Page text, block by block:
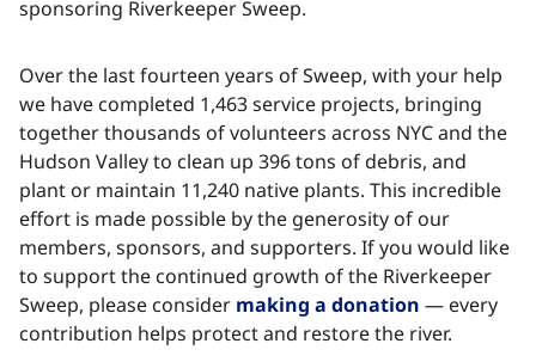
sponsoring Riverkeeper Sweep.​​​​‌ ‍ ​‍​‍‌‍ ‌ ​‍‌‍‍‌‌‍‌ ‌‍‍‌‌‍ ‍​‍​‍​ ‍‍​‍​‍‌ ​ ‌‍​‌‌‍ ‍‌‍‍‌‌ ‌​‌ ‍‌​‍ ‍‌‍‍‌‌‍ ​‍​‍​‍ ​​‍​‍‌‍‍​‌ ​‍‌‍‌‌‌‍‌‍​‍​‍​ ‍‍​‍​‍‌‍‍​‌ ‌​‌ ‌​‌ ​​‌ ​ ​ ‍‍​‍ ​‍ ‌‍​ ‌‍ ‌‌ ​ ​‍ ‍‌‍ ‌‌‍​‌‌‍‍‌‌‍ ‍​‍ ‍​ ​‍​ ​​​ ​‍​ ‌​‌ ​‍‌‍‌‌‌‍‌​‌‍‌‌‌ ​ ‌‍‍‌‌‍‌ ‌‍ ‍​‍ ‍‌ ​‍‌‍‍‌‌ ‌‍‌‍‌‌‌ ​‍‌‍‍ ‌‍‌‌‌‍‌‌‌ ​​‌‍‌‌‌ ​‍​‍ ‍‌‍ ‌ ​‍‌‍‌ ​‍ ‌‍‍‌‌‍ ‍‌ ‌​‌‍‌‌‌‍ ‍‌ ‌​​‍ ‌‍‌‌‌‍‌​‌‍‍‌‌ ‌​​‍ ‌‍ ‌‌‍ ‌‍‌​‌‍‌‌​ ‌‌ ​​‌ ​‍‌‍‌‌‌ ​ ‌‍‌‌‌‍ ‍‌ ‌​‌‍​‌‌ ‌​‌‍‍‌‌‍ ‌‍ ‍​ ‍ ‌‍‍‌‌‍‌​​ ‌‌‍‌‍​ ‌ ​ ​‍​ ‌‍​ ​​​ ‍‌‌‍‌​​ ​‌​‍ ‌​ ‌​​ ‌‌​ ‌​​ ‍‌​‍ ‌​ ‌​​ ‍​​ ‌ ​ ​​​‍ ‌‌‍​‌​ ‌​‌‍‌‍​ ‍‌​‍ ‌​ ​ ​ ‌‌​ ​ ‌‍‌​​ ‌‌‌‍‌‌‌‍​‍​ ​‌​ ‌‌‌‍​ ‌‍‌​​ ‌‍​ ‍ ‌ ‌​‌ ‍‌‌ ​​‌‍‌‌​ ‌‌‍‌‌‌ ‌‍‌‍‌‌‌‍ ‍‌ ‌​​ ‍ ‌ ​​‌‍​‌‌ ‌​‌‍‍​​ ‌‌‍​ ‌‍ ‌‍ ‍‌ ‌​‌‍‌‌‌‍ ‍‌ ‌​​‍‌‌​ ‌‌‌​​‍‌‌ ‌‍‍ ‌‍‌‌‌ ‍‌​‍‌‌​ ​ ‌​‌​​‍‌‌​ ​ ‌​‌​​‍‌‌​ ​‍​ ​‍‌‍​‍​ ​‍‌‍​‍​ ‌ ‌‍​ ‌‍‌​‌‍‌‌​ ‌‌​ ‌​‌‍‌‍‌‍​‌‌‍​‌​‍‌‌​ ​‍​ ​‍​‍‌‌​ ‌‌‌​‌​​‍ ‍‌‍​ ‌‍‍​‌‍‍‌‌‍ ​‌‍‌​‌ ​‍‌‍‌‌‌‍ ‍​‍‌‌​ ‌‌‌​​‍‌‌ ‌‍‍ ‌‍‌‌‌ ‍‌​‍‌‌​ ​ ‌​‌​​‍‌‌​ ​ ‌​‌​​‍‌‌​ ​‍​ ​‍​ ‌ ​ ‍‌‌‍​‌‌‍‌​‌‍‌‍​ ‍​​ ​‍​ ‍​​ ‍​​ ​‍​ ​​​ ​​​‍‌‌​ ​‍​ ​‍​‍‌‌​ ‌‌‌​‌​​‍ ‍‌ ‌​‌‍‌‌‌ ‍​‌ ‌​​ ‌‍​‍‌‍​‌‌ ​ ‌‍‌‌‌‌‌‌‌ ​‍‌‍ ​​ ‌‌‍‍​‌ ‌​‌ ‌​‌ ​​‌ ​ ​‍‌‌​ ​ ‌​​‌​‍‌‌​ ​‍‌​‌‍​‍‌‌​ ​‍‌​‌‍‌‍​ ‌‍ ‌‌ ​ ​‍ ‍‌‍ ‌‌‍​‌‌‍‍‌‌‍ ‍​‍ ‍​ ​‍​ ​​​ ​‍​ ‌​‌ ​‍‌‍‌‌‌‍‌​‌‍‌‌‌ ​ ‌‍‍‌‌‍‌ ‌‍ ‍​‍ ‍‌ ​‍‌‍‍‌‌ ‌‍‌‍‌‌‌ ​‍‌‍‍ ‌‍‌‌‌‍‌‌‌ ​​‌‍‌‌‌ ​‍​‍ ‍‌‍ ‌ ​‍‌‍‌ ​‍‌‍‌‍‍‌‌‍‌​​ ‌‌‍‌‍​ ‌ ​ ​‍​ ‌‍​ ​​​ ‍‌‌‍‌​​ ​‌​‍ ‌​ ‌​​ ‌‌​ ‌​​ ‍‌​‍ ‌​ ‌​​ ‍​​ ‌ ​ ​​​‍ ‌‌‍​‌​ ‌​‌‍‌‍​ ‍‌​‍ ‌​ ​ ​ ‌‌​ ​ ‌‍‌​​ ‌‌‌‍‌‌‌‍​‍​ ​‌​ ‌‌‌‍​ ‌‍‌​​ ‌‍​‍‌‍‌ ‌​‌ ‍‌‌ ​​‌‍‌‌​ ‌‌‍‌‌‌ ‌‍‌‍‌‌‌‍ ‍‌ ‌​​‍‌‍‌ ​​‌‍​‌‌ ‌​‌‍‍​​ ‌‌‍​ ‌‍ ‌‍ ‍‌ ‌​‌‍‌‌‌‍ ‍‌ ‌​​‍‌‌​ ‌‌‌​​‍‌‌ ‌‍‍ ‌‍‌‌‌ ‍‌​‍‌‌​ ​ ‌​‌​​‍‌‌​ ​ ‌​‌​​‍‌‌​ ​‍​ ​‍‌‍​‍​ ​‍‌‍​‍​ ‌ ‌‍​ ‌‍‌​‌‍‌‌​ ‌‌​ ‌​‌‍‌‍‌‍​‌‌‍​‌​‍‌‌​ ​‍​ ​‍​‍‌‌​ ‌‌‌​‌​​‍ ‍‌‍​ ‌‍‍​‌‍‍‌‌‍ ​‌‍‌​‌ ​‍‌‍‌‌‌‍ ‍​‍‌‌​ ‌‌‌​​‍‌‌ ‌‍‍ ‌‍‌‌‌ ‍‌​‍‌‌​ ​ ‌​‌​​‍‌‌​ ​ ‌​‌​​‍‌‌​ ​‍​ ​‍​ ‌ ​ ‍‌‌‍​‌‌‍‌​‌‍‌‍​ ‍​​ ​‍​ ‍​​ ‍​​ ​‍​ ​​​ ​​​‍‌‌​ ​‍​ ​‍​‍‌‌​ ‌‌‌​‌​​‍ ‍‌ ‌​‌‍‌‌‌ ‍​‌ ‌​​‍‌‍‌ ​​‌‍‌‌‌ ​‍‌ ​ ‌ ​​‌‍‌‌‌‍​ ‌ ‌​‌‍‍‌‌ ‌‍‌‍‌‌​ ‌‌ ​​‌ ‌‌‌‍​‍‌‍ ​‌‍‍‌‌ ​ ‌‍‍​‌‍‌‌‌‍‌​​‍​‍‌ ‌
Over the last fourteen years of Sweep, with your help
we have completed 1,463 service projects, bringing
together thousands of volunteers across NYC and the
Hudson Valley to clean up 396 tons of debris, and
plant or maintain 11,240 native plants. This incredible
effort is made possible by the generosity of our
members, sponsors, and supporters. If you would like
to support the continued growth of the Riverkeeper
Sweep, please consider ​​​​‌ ‍ ​‍​‍‌‍ ‌ ​‍‌‍‍‌‌‍‌ ‌‍‍‌‌‍ ‍​‍​‍​ ‍‍​‍​‍‌ ​ ‌‍​‌‌‍ ‍‌‍‍‌‌ ‌​‌ ‍‌​‍ ‍‌‍‍‌‌‍ ​‍​‍​‍ ​​‍​‍‌‍‍​‌ ​‍‌‍‌‌‌‍‌‍​‍​‍​ ‍‍​‍​‍‌‍‍​‌ ‌​‌ ‌​‌ ​​‌ ​ ​ ‍‍​‍ ​‍ ‌‍​ ‌‍ ‌‌ ​ ​‍ ‍‌‍ ‌‌‍​‌‌‍‍‌‌‍ ‍​‍ ‍​ ​‍​ ​​​ ​‍​ ‌​‌ ​‍‌‍‌‌‌‍‌​‌‍‌‌‌ ​ ‌‍‍‌‌‍‌ ‌‍ ‍​‍ ‍‌ ​‍‌‍‍‌‌ ‌‍‌‍‌‌‌ ​‍‌‍‍ ‌‍‌‌‌‍‌‌‌ ​​‌‍‌‌‌ ​‍​‍ ‍‌‍ ‌ ​‍‌‍‌ ​‍ ‌‍‍‌‌‍ ‍‌ ‌​‌‍‌‌‌‍ ‍‌ ‌​​‍ ‌‍‌‌‌‍‌​‌‍‍‌‌ ‌​​‍ ‌‍ ‌‌‍ ‌‍‌​‌‍‌‌​ ‌‌ ​​‌ ​‍‌‍‌‌‌ ​ ‌‍‌‌‌‍ ‍‌ ‌​‌‍​‌‌ ‌​‌‍‍‌‌‍ ‌‍ ‍​ ‍ ‌‍‍‌‌‍‌​​ ‌‌‍‌‍​ ‌ ​ ​‍​ ‌‍​ ​​​ ‍‌‌‍‌​​ ​‌​‍ ‌​ ‌​​ ‌‌​ ‌​​ ‍‌​‍ ‌​ ‌​​ ‍​​ ‌ ​ ​​​‍ ‌‌‍​‌​ ‌​‌‍‌‍​ ‍‌​‍ ‌​ ​ ​ ‌‌​ ​ ‌‍‌​​ ‌‌‌‍‌‌‌‍​‍​ ​‌​ ‌‌‌‍​ ‌‍‌​​ ‌‍​ ‍ ‌ ‌​‌ ‍‌‌ ​​‌‍‌‌​ ‌‌‍‌‌‌ ‌‍‌‍‌‌‌‍ ‍‌ ‌​​ ‍ ‌ ​​‌‍​‌‌ ‌​‌‍‍​​ ‌‌‍​ ‌‍ ‌‍ ‍‌ ‌​‌‍‌‌‌‍ ‍‌ ‌​​‍‌‌​ ‌‌‌​​‍‌‌ ‌‍‍ ‌‍‌‌‌ ‍‌​‍‌‌​ ​ ‌​‌​​‍‌‌​ ​ ‌​‌​​‍‌‌​ ​‍​ ​‍​ ​​‌‍​ ‌‍‌‍‌‍‌​​ ​‌​ ​ ‌‍‌‌​ ​‍​ ​ ‌‍‌‌​ ​‌‌‍‌​​‍‌‌​ ​‍​ ​‍​‍‌‌​ ‌‌‌​‌​​‍ ‍‌‍​ ‌‍‍​‌‍‍‌‌‍ ​‌‍‌​‌ ​‍‌‍‌‌‌‍ ‍​‍‌‌​ ‌‌‌​​‍‌‌ ‌‍‍ ‌‍‌‌‌ ‍‌​‍‌‌​ ​ ‌​‌​​‍‌‌​ ​ ‌​‌​​‍‌‌​ ​‍​ ​‍‌‍​ ​ ‌‍​ ‍‌​ ‍‌​ ‌ ‌‍​ ‌‍​‍​ ​​​ ‌‌‌‍​‌‌‍​ ​ ‍‌​‍‌‌​ ​‍​ ​‍​‍‌‌​ ‌‌‌​‌​​‍ ‍‌ ‌​‌‍‌‌‌ ‍​‌ ‌​​ ‌‍​‍‌‍​‌‌ ​ ‌‍‌‌‌‌‌‌‌ ​‍‌‍ ​​ ‌‌‍‍​‌ ‌​‌ ‌​‌ ​​‌ ​ ​‍‌‌​ ​ ‌​​‌​‍‌‌​ ​‍‌​‌‍​‍‌‌​ ​‍‌​‌‍‌‍​ ‌‍ ‌‌ ​ ​‍ ‍‌‍ ‌‌‍​‌‌‍‍‌‌‍ ‍​‍ ‍​ ​‍​ ​​​ ​‍​ ‌​‌ ​‍‌‍‌‌‌‍‌​‌‍‌‌‌ ​ ‌‍‍‌‌‍‌ ‌‍ ‍​‍ ‍‌ ​‍‌‍‍‌‌ ‌‍‌‍‌‌‌ ​‍‌‍‍ ‌‍‌‌‌‍‌‌‌ ​​‌‍‌‌‌ ​‍​‍ ‍‌‍ ‌ ​‍‌‍‌ ​‍‌‍‌‍‍‌‌‍‌​​ ‌‌‍‌‍​ ‌ ​ ​‍​ ‌‍​ ​​​ ‍‌‌‍‌​​ ​‌​‍ ‌​ ‌​​ ‌‌​ ‌​​ ‍‌​‍ ‌​ ‌​​ ‍​​ ‌ ​ ​​​‍ ‌‌‍​‌​ ‌​‌‍‌‍​ ‍‌​‍ ‌​ ​ ​ ‌‌​ ​ ‌‍‌​​ ‌‌‌‍‌‌‌‍​‍​ ​‌​ ‌‌‌‍​ ‌‍‌​​ ‌‍​‍‌‍‌ ‌​‌ ‍‌‌ ​​‌‍‌‌​ ‌‌‍‌‌‌ ‌‍‌‍‌‌‌‍ ‍‌ ‌​​‍‌‍‌ ​​‌‍​‌‌ ‌​‌‍‍​​ ‌‌‍​ ‌‍ ‌‍ ‍‌ ‌​‌‍‌‌‌‍ ‍‌ ‌​​‍‌‌​ ‌‌‌​​‍‌‌ ‌‍‍ ‌‍‌‌‌ ‍‌​‍‌‌​ ​ ‌​‌​​‍‌‌​ ​ ‌​‌​​‍‌‌​ ​‍​ ​‍​ ​​‌‍​ ‌‍‌‍‌‍‌​​ ​‌​ ​ ‌‍‌‌​ ​‍​ ​ ‌‍‌‌​ ​‌‌‍‌​​‍‌‌​ ​‍​ ​‍​‍‌‌​ ‌‌‌​‌​​‍ ‍‌‍​ ‌‍‍​‌‍‍‌‌‍ ​‌‍‌​‌ ​‍‌‍‌‌‌‍ ‍​‍‌‌​ ‌‌‌​​‍‌‌ ‌‍‍ ‌‍‌‌‌ ‍‌​‍‌‌​ ​ ‌​‌​​‍‌‌​ ​ ‌​‌​​‍‌‌​ ​‍​ ​‍‌‍​ ​ ‌‍​ ‍‌​ ‍‌​ ‌ ‌‍​ ‌‍​‍​ ​​​ ‌‌‌‍​‌‌‍​ ​ ‍‌​‍‌‌​ ​‍​ ​‍​‍‌‌​ ‌‌‌​‌​​‍ ‍‌ ‌​‌‍‌‌‌ ‍​‌ ‌​​‍‌‍‌ ​​‌‍‌‌‌ ​‍‌ ​ ‌ ​​‌‍‌‌‌‍​ ‌ ‌​‌‍‍‌‌ ‌‍‌‍‌‌​ ‌‌ ​​‌ ‌‌‌‍​‍‌‍ ​‌‍‍‌‌ ​ ‌‍‍​‌‍‌‌‌‍‌​​‍​‍‌ ‌ making a donation​​​​‌ ‍ ​‍​‍‌‍ ‌ ​‍‌‍‍‌‌‍‌ ‌‍‍‌‌‍ ‍​‍​‍​ ‍‍​‍​‍‌ ​ ‌‍​‌‌‍ ‍‌‍‍‌‌ ‌​‌ ‍‌​‍ ‍‌‍‍‌‌‍ ​‍​‍​‍ ​​‍​‍‌‍‍​‌ ​‍‌‍‌‌‌‍‌‍​‍​‍​ ‍‍​‍​‍‌‍‍​‌ ‌​‌ ‌​‌ ​​‌ ​ ​ ‍‍​‍ ​‍ ‌‍​ ‌‍ ‌‌ ​ ​‍ ‍‌‍ ‌‌‍​‌‌‍‍‌‌‍ ‍​‍ ‍​ ​‍​ ​​​ ​‍​ ‌​‌ ​‍‌‍‌‌‌‍‌​‌‍‌‌‌ ​ ‌‍‍‌‌‍‌ ‌‍ ‍​‍ ‍‌ ​‍‌‍‍‌‌ ‌‍‌‍‌‌‌ ​‍‌‍‍ ‌‍‌‌‌‍‌‌‌ ​​‌‍‌‌‌ ​‍​‍ ‍‌‍ ‌ ​‍‌‍‌ ​‍ ‌‍‍‌‌‍ ‍‌ ‌​‌‍‌‌‌‍ ‍‌ ‌​​‍ ‌‍‌‌‌‍‌​‌‍‍‌‌ ‌​​‍ ‌‍ ‌‌‍ ‌‍‌​‌‍‌‌​ ‌‌ ​​‌ ​‍‌‍‌‌‌ ​ ‌‍‌‌‌‍ ‍‌ ‌​‌‍​‌‌ ‌​‌‍‍‌‌‍ ‌‍ ‍​ ‍ ‌‍‍‌‌‍‌​​ ‌‌‍‌‍​ ‌ ​ ​‍​ ‌‍​ ​​​ ‍‌‌‍‌​​ ​‌​‍ ‌​ ‌​​ ‌‌​ ‌​​ ‍‌​‍ ‌​ ‌​​ ‍​​ ‌ ​ ​​​‍ ‌‌‍​‌​ ‌​‌‍‌‍​ ‍‌​‍ ‌​ ​ ​ ‌‌​ ​ ‌‍‌​​ ‌‌‌‍‌‌‌‍​‍​ ​‌​ ‌‌‌‍​ ‌‍‌​​ ‌‍​ ‍ ‌ ‌​‌ ‍‌‌ ​​‌‍‌‌​ ‌‌‍‌‌‌ ‌‍‌‍‌‌‌‍ ‍‌ ‌​​ ‍ ‌ ​​‌‍​‌‌ ‌​‌‍‍​​ ‌‌‍​ ‌‍ ‌‍ ‍‌ ‌​‌‍‌‌‌‍ ‍‌ ‌​​‍‌‌​ ‌‌‌​​‍‌‌ ‌‍‍ ‌‍‌‌‌ ‍‌​‍‌‌​ ​ ‌​‌​​‍‌‌​ ​ ‌​‌​​‍‌‌​ ​‍​ ​‍​ ​​‌‍​ ‌‍‌‍‌‍‌​​ ​‌​ ​ ‌‍‌‌​ ​‍​ ​ ‌‍‌‌​ ​‌‌‍‌​​‍‌‌​ ​‍​ ​‍​‍‌‌​ ‌‌‌​‌​​‍ ‍‌‍​ ‌‍‍​‌‍‍‌‌‍ ​‌‍‌​‌ ​‍‌‍‌‌‌‍ ‍​‍‌‌​ ‌‌‌​​‍‌‌ ‌‍‍ ‌‍‌‌‌ ‍‌​‍‌‌​ ​ ‌​‌​​‍‌‌​ ​ ‌​‌​​‍‌‌​ ​‍​ ​‍‌‍​‍‌‍​‍​ ‍​​ ‌‍​ ​‍‌‍‌‍​ ‌​‌‍‌‍​ ‌‍​ ​‌​ ‍‌​ ‌‍​‍‌‌​ ​‍​ ​‍​‍‌‌​ ‌‌‌​‌​​‍ ‍‌ ‌​‌‍‌‌‌ ‍​‌ ‌​​ ‌‍​‍‌‍​‌‌ ​ ‌‍‌‌‌‌‌‌‌ ​‍‌‍ ​​ ‌‌‍‍​‌ ‌​‌ ‌​‌ ​​‌ ​ ​‍‌‌​ ​ ‌​​‌​‍‌‌​ ​‍‌​‌‍​‍‌‌​ ​‍‌​‌‍‌‍​ ‌‍ ‌‌ ​ ​‍ ‍‌‍ ‌‌‍​‌‌‍‍‌‌‍ ‍​‍ ‍​ ​‍​ ​​​ ​‍​ ‌​‌ ​‍‌‍‌‌‌‍‌​‌‍‌‌‌ ​ ‌‍‍‌‌‍‌ ‌‍ ‍​‍ ‍‌ ​‍‌‍‍‌‌ ‌‍‌‍‌‌‌ ​‍‌‍‍ ‌‍‌‌‌‍‌‌‌ ​​‌‍‌‌‌ ​‍​‍ ‍‌‍ ‌ ​‍‌‍‌ ​‍‌‍‌‍‍‌‌‍‌​​ ‌‌‍‌‍​ ‌ ​ ​‍​ ‌‍​ ​​​ ‍‌‌‍‌​​ ​‌​‍ ‌​ ‌​​ ‌‌​ ‌​​ ‍‌​‍ ‌​ ‌​​ ‍​​ ‌ ​ ​​​‍ ‌‌‍​‌​ ‌​‌‍‌‍​ ‍‌​‍ ‌​ ​ ​ ‌‌​ ​ ‌‍‌​​ ‌‌‌‍‌‌‌‍​‍​ ​‌​ ‌‌‌‍​ ‌‍‌​​ ‌‍​‍‌‍‌ ‌​‌ ‍‌‌ ​​‌‍‌‌​ ‌‌‍‌‌‌ ‌‍‌‍‌‌‌‍ ‍‌ ‌​​‍‌‍‌ ​​‌‍​‌‌ ‌​‌‍‍​​ ‌‌‍​ ‌‍ ‌‍ ‍‌ ‌​‌‍‌‌‌‍ ‍‌ ‌​​‍‌‌​ ‌‌‌​​‍‌‌ ‌‍‍ ‌‍‌‌‌ ‍‌​‍‌‌​ ​ ‌​‌​​‍‌‌​ ​ ‌​‌​​‍‌‌​ ​‍​ ​‍​ ​​‌‍​ ‌‍‌‍‌‍‌​​ ​‌​ ​ ‌‍‌‌​ ​‍​ ​ ‌‍‌‌​ ​‌‌‍‌​​‍‌‌​ ​‍​ ​‍​‍‌‌​ ‌‌‌​‌​​‍ ‍‌‍​ ‌‍‍​‌‍‍‌‌‍ ​‌‍‌​‌ ​‍‌‍‌‌‌‍ ‍​‍‌‌​ ‌‌‌​​‍‌‌ ‌‍‍ ‌‍‌‌‌ ‍‌​‍‌‌​ ​ ‌​‌​​‍‌‌​ ​ ‌​‌​​‍‌‌​ ​‍​ ​‍‌‍​‍‌‍​‍​ ‍​​ ‌‍​ ​‍‌‍‌‍​ ‌​‌‍‌‍​ ‌‍​ ​‌​ ‍‌​ ‌‍​‍‌‌​ ​‍​ ​‍​‍‌‌​ ‌‌‌​‌​​‍ ‍‌ ‌​‌‍‌‌‌ ‍​‌ ‌​​‍‌‍‌ ​​‌‍‌‌‌ ​‍‌ ​ ‌ ​​‌‍‌‌‌‍​ ‌ ‌​‌‍‍‌‌ ‌‍‌‍‌‌​ ‌‌ ​​‌ ‌‌‌‍​‍‌‍ ​‌‍‍‌‌ ​ ‌‍‍​‌‍‌‌‌‍‌​​‍​‍‌ ‌ — every
contribution helps protect and restore the river.​​​​‌ ‍ ​‍​‍‌‍ ‌ ​‍‌‍‍‌‌‍‌ ‌‍‍‌‌‍ ‍​‍​‍​ ‍‍​‍​‍‌ ​ ‌‍​‌‌‍ ‍‌‍‍‌‌ ‌​‌ ‍‌​‍ ‍‌‍‍‌‌‍ ​‍​‍​‍ ​​‍​‍‌‍‍​‌ ​‍‌‍‌‌‌‍‌‍​‍​‍​ ‍‍​‍​‍‌‍‍​‌ ‌​‌ ‌​‌ ​​‌ ​ ​ ‍‍​‍ ​‍ ‌‍​ ‌‍ ‌‌ ​ ​‍ ‍‌‍ ‌‌‍​‌‌‍‍‌‌‍ ‍​‍ ‍​ ​‍​ ​​​ ​‍​ ‌​‌ ​‍‌‍‌‌‌‍‌​‌‍‌‌‌ ​ ‌‍‍‌‌‍‌ ‌‍ ‍​‍ ‍‌ ​‍‌‍‍‌‌ ‌‍‌‍‌‌‌ ​‍‌‍‍ ‌‍‌‌‌‍‌‌‌ ​​‌‍‌‌‌ ​‍​‍ ‍‌‍ ‌ ​‍‌‍‌ ​‍ ‌‍‍‌‌‍ ‍‌ ‌​‌‍‌‌‌‍ ‍‌ ‌​​‍ ‌‍‌‌‌‍‌​‌‍‍‌‌ ‌​​‍ ‌‍ ‌‌‍ ‌‍‌​‌‍‌‌​ ‌‌ ​​‌ ​‍‌‍‌‌‌ ​ ‌‍‌‌‌‍ ‍‌ ‌​‌‍​‌‌ ‌​‌‍‍‌‌‍ ‌‍ ‍​ ‍ ‌‍‍‌‌‍‌​​ ‌‌‍‌‍​ ‌ ​ ​‍​ ‌‍​ ​​​ ‍‌‌‍‌​​ ​‌​‍ ‌​ ‌​​ ‌‌​ ‌​​ ‍‌​‍ ‌​ ‌​​ ‍​​ ‌ ​ ​​​‍ ‌‌‍​‌​ ‌​‌‍‌‍​ ‍‌​‍ ‌​ ​ ​ ‌‌​ ​ ‌‍‌​​ ‌‌‌‍‌‌‌‍​‍​ ​‌​ ‌‌‌‍​ ‌‍‌​​ ‌‍​ ‍ ‌ ‌​‌ ‍‌‌ ​​‌‍‌‌​ ‌‌‍‌‌‌ ‌‍‌‍‌‌‌‍ ‍‌ ‌​​ ‍ ‌ ​​‌‍​‌‌ ‌​‌‍‍​​ ‌‌‍​ ‌‍ ‌‍ ‍‌ ‌​‌‍‌‌‌‍ ‍‌ ‌​​‍‌‌​ ‌‌‌​​‍‌‌ ‌‍‍ ‌‍‌‌‌ ‍‌​‍‌‌​ ​ ‌​‌​​‍‌‌​ ​ ‌​‌​​‍‌‌​ ​‍​ ​‍​ ​​‌‍​ ‌‍‌‍‌‍‌​​ ​‌​ ​ ‌‍‌‌​ ​‍​ ​ ‌‍‌‌​ ​‌‌‍‌​​‍‌‌​ ​‍​ ​‍​‍‌‌​ ‌‌‌​‌​​‍ ‍‌‍​ ‌‍‍​‌‍‍‌‌‍ ​‌‍‌​‌ ​‍‌‍‌‌‌‍ ‍​‍‌‌​ ‌‌‌​​‍‌‌ ‌‍‍ ‌‍‌‌‌ ‍‌​‍‌‌​ ​ ‌​‌​​‍‌‌​ ​ ‌​‌​​‍‌‌​ ​‍​ ​‍‌‍‌‌‌‍​‌​ ‌​‌‍‌‍​ ​‌​ ​‌​ ​ ​ ‌‌​ ‌ ​ ‌‌​ ​​​ ‍‌​‍‌‌​ ​‍​ ​‍​‍‌‌​ ‌‌‌​‌​​‍ ‍‌ ‌​‌‍‌‌‌ ‍​‌ ‌​​ ‌‍​‍‌‍​‌‌ ​ ‌‍‌‌‌‌‌‌‌ ​‍‌‍ ​​ ‌‌‍‍​‌ ‌​‌ ‌​‌ ​​‌ ​ ​‍‌‌​ ​ ‌​​‌​‍‌‌​ ​‍‌​‌‍​‍‌‌​ ​‍‌​‌‍‌‍​ ‌‍ ‌‌ ​ ​‍ ‍‌‍ ‌‌‍​‌‌‍‍‌‌‍ ‍​‍ ‍​ ​‍​ ​​​ ​‍​ ‌​‌ ​‍‌‍‌‌‌‍‌​‌‍‌‌‌ ​ ‌‍‍‌‌‍‌ ‌‍ ‍​‍ ‍‌ ​‍‌‍‍‌‌ ‌‍‌‍‌‌‌ ​‍‌‍‍ ‌‍‌‌‌‍‌‌‌ ​​‌‍‌‌‌ ​‍​‍ ‍‌‍ ‌ ​‍‌‍‌ ​‍‌‍‌‍‍‌‌‍‌​​ ‌‌‍‌‍​ ‌ ​ ​‍​ ‌‍​ ​​​ ‍‌‌‍‌​​ ​‌​‍ ‌​ ‌​​ ‌‌​ ‌​​ ‍‌​‍ ‌​ ‌​​ ‍​​ ‌ ​ ​​​‍ ‌‌‍​‌​ ‌​‌‍‌‍​ ‍‌​‍ ‌​ ​ ​ ‌‌​ ​ ‌‍‌​​ ‌‌‌‍‌‌‌‍​‍​ ​‌​ ‌‌‌‍​ ‌‍‌​​ ‌‍​‍‌‍‌ ‌​‌ ‍‌‌ ​​‌‍‌‌​ ‌‌‍‌‌‌ ‌‍‌‍‌‌‌‍ ‍‌ ‌​​‍‌‍‌ ​​‌‍​‌‌ ‌​‌‍‍​​ ‌‌‍​ ‌‍ ‌‍ ‍‌ ‌​‌‍‌‌‌‍ ‍‌ ‌​​‍‌‌​ ‌‌‌​​‍‌‌ ‌‍‍ ‌‍‌‌‌ ‍‌​‍‌‌​ ​ ‌​‌​​‍‌‌​ ​ ‌​‌​​‍‌‌​ ​‍​ ​‍​ ​​‌‍​ ‌‍‌‍‌‍‌​​ ​‌​ ​ ‌‍‌‌​ ​‍​ ​ ‌‍‌‌​ ​‌‌‍‌​​‍‌‌​ ​‍​ ​‍​‍‌‌​ ‌‌‌​‌​​‍ ‍‌‍​ ‌‍‍​‌‍‍‌‌‍ ​‌‍‌​‌ ​‍‌‍‌‌‌‍ ‍​‍‌‌​ ‌‌‌​​‍‌‌ ‌‍‍ ‌‍‌‌‌ ‍‌​‍‌‌​ ​ ‌​‌​​‍‌‌​ ​ ‌​‌​​‍‌‌​ ​‍​ ​‍‌‍‌‌‌‍​‌​ ‌​‌‍‌‍​ ​‌​ ​‌​ ​ ​ ‌‌​ ‌ ​ ‌‌​ ​​​ ‍‌​‍‌‌​ ​‍​ ​‍​‍‌‌​ ‌‌‌​‌​​‍ ‍‌ ‌​‌‍‌‌‌ ‍​‌ ‌​​‍‌‍‌ ​​‌‍‌‌‌ ​‍‌ ​ ‌ ​​‌‍‌‌‌‍​ ‌ ‌​‌‍‍‌‌ ‌‍‌‍‌‌​ ‌‌ ​​‌ ‌‌‌‍​‍‌‍ ​‌‍‍‌‌ ​ ‌‍‍​‌‍‌‌‌‍‌​​‍​‍‌ ‌